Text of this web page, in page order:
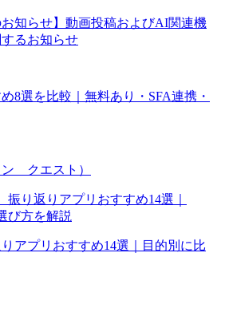
お知らせ】動画投稿およびAI関連機
るお知らせ
8選を比較｜無料あり・SFA連携・
ン クエスト）
りアプリおすすめ14選｜目的別に比